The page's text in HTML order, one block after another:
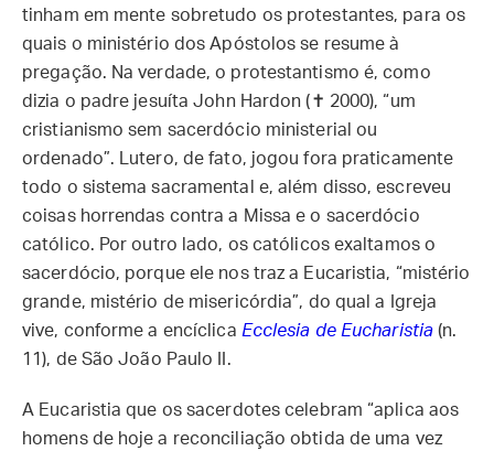
tinham em mente sobretudo os protestantes, para os
quais o ministério dos Apóstolos se resume à
pregação. Na verdade, o protestantismo é, como
dizia o padre jesuíta John Hardon (✝ 2000), “um
cristianismo sem sacerdócio ministerial ou
ordenado”. Lutero, de fato, jogou fora praticamente
todo o sistema sacramental e, além disso, escreveu
coisas horrendas contra a Missa e o sacerdócio
católico. Por outro lado, os católicos exaltamos o
sacerdócio, porque ele nos traz a Eucaristia, “mistério
grande, mistério de misericórdia”, do qual a Igreja
vive, conforme a encíclica Ecclesia de Eucharistia (n.
11), de São João Paulo II.
A Eucaristia que os sacerdotes celebram “aplica aos
homens de hoje a reconciliação obtida de uma vez